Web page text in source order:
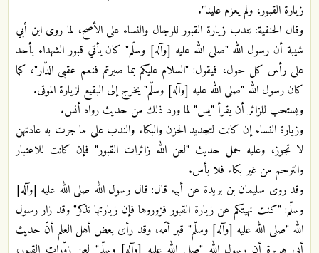
زيارة القبور، ولم يعزم علينا".
وقال الحنفية: تندب زيارة القبور للرجال والنساء على الأصح، لما روى ابن أبي
شيبة أن رسول الله "صلى الله عليه [وآله] وسلّم" كان يأتي قبور الشهداء بأحد
على رأس كل حول، فيقول: "السلام عليكم بما صبرتم فنعم عقبى الدّار"، كما
كان رسول الله "صلى الله عليه [وآله] وسلّم" يخرج إلى البقيع لزيارة الموتى.
ويستحب للزائر أن يقرأ "يس" لما ورد ذلك من حديث رواه أنس.
وزيارة النساء إن كانت لتجديد الحزن والبكاء والندب على ما جرت به عادتهن
لا تجوز، وعليه حمل حديث "لعن الله زائرات القبور" فإن كانت للاعتبار
والترحم من غير بكاء فلا بأس.
وقد روى سليمان بن بريدة عن أبيه قال: قال رسول الله صلى الله عليه [وآله]
وسلّم: "كنت نهيتكم عن زيارة القبور فزوروها فإن زيارتها تذكر" وقد زار رسول
الله "صلى الله عليه [وآله] وسلّم" قبر أمّه، وقد رأى بعض أهل العلم أنّ حديث